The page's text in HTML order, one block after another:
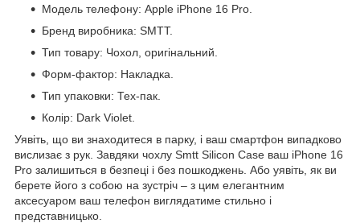
Модель телефону: Apple iPhone 16 Pro.
Бренд виробника: SMTT.
Тип товару: Чохол, оригінальний.
Форм-фактор: Накладка.
Тип упаковки: Тех-пак.
Колір: Dark Violet.
Уявіть, що ви знаходитеся в парку, і ваш смартфон випадково
вислизає з рук. Завдяки чохлу Smtt Silicon Case ваш iPhone 16
Pro залишиться в безпеці і без пошкоджень. Або уявіть, як ви
берете його з собою на зустріч – з цим елегантним
аксесуаром ваш телефон виглядатиме стильно і
представницько.